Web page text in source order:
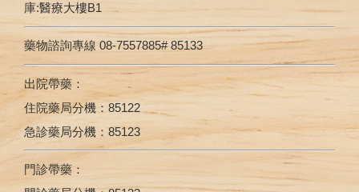
庫:醫療大樓B1
藥物諮詢專線 08-7557885# 85133
出院帶藥：
住院藥局分機：85122
急診藥局分機：85123
門診帶藥：